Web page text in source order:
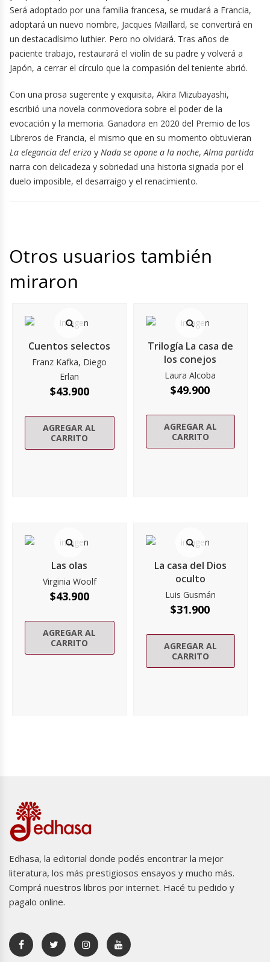
Será adoptado por una familia francesa, se mudará a Francia,
adoptará un nuevo nombre, Jacques Maillard, se convertirá en
un destacadísimo luthier. Pero no olvidará. Tras años de
paciente trabajo, restaurará el violín de su padre y volverá a
Japón, a cerrar el círculo que la compasión del teniente abrió.
Con una prosa sugerente y exquisita, Akira Mizubayashi,
escribió una novela conmovedora sobre el poder de la
evocación y la memoria. Ganadora en 2020 del Premio de los
Libreros de Francia, el mismo que en su momento obtuvieran
La elegancia del erizo y Nada se opone a la noche,Alma partida
narra con delicadeza y sobriedad una historia signada por el
duelo imposible, el desarraigo y el renacimiento.
Otros usuarios también
miraron
Cuentos selectos
Franz Kafka, Diego
Erlan
$43.900
AGREGAR AL
CARRITO
Trilogía La casa de
los conejos
Laura Alcoba
$49.900
AGREGAR AL
CARRITO
Las olas
Virginia Woolf
$43.900
AGREGAR AL
CARRITO
La casa del Dios
oculto
Luis Gusmán
$31.900
AGREGAR AL
CARRITO
Edhasa, la editorial donde podés encontrar la mejor
literatura, los más prestigiosos ensayos y mucho más.
Comprá nuestros libros por internet. Hacé tu pedido y
pagalo online.